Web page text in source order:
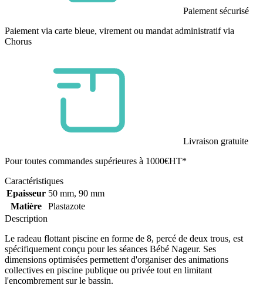
Paiement sécurisé
Paiement via carte bleue, virement ou mandat administratif via
Chorus
Livraison gratuite
Pour toutes commandes supérieures à 1000€HT*
Caractéristiques
Epaisseur 50 mm, 90 mm
Matière
Plastazote
Description
Le radeau flottant piscine en forme de 8, percé de deux trous, est
spécifiquement conçu pour les séances Bébé Nageur. Ses
dimensions optimisées permettent d'organiser des animations
collectives en piscine publique ou privée tout en limitant
l'encombrement sur le bassin.